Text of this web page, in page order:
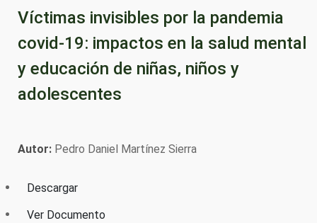
Víctimas invisibles por la pandemia
covid-19: impactos en la salud mental
y educación de niñas, niños y
adolescentes
Autor: Pedro Daniel Martínez Sierra
Descargar
Ver Documento